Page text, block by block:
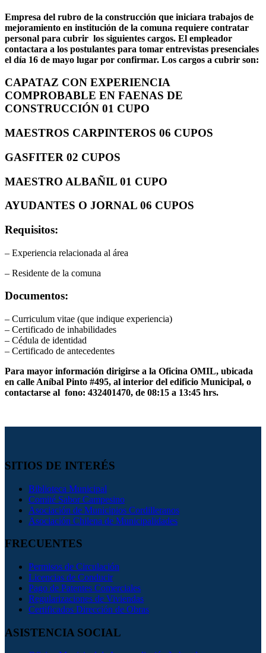
Empresa del rubro de la construcción que iniciara trabajos de
mejoramiento en institución de la comuna requiere contratar
personal para cubrir los siguientes cargos. El empleador
contactara a los postulantes para tomar entrevistas presenciales
el día 16 de mayo lugar por confirmar. Los cargos a cubrir son:
CAPATAZ CON EXPERIENCIA
COMPROBABLE EN FAENAS DE
CONSTRUCCIÓN 01 CUPO
MAESTROS CARPINTEROS 06 CUPOS
GASFITER 02 CUPOS
MAESTRO ALBAÑIL 01 CUPO
AYUDANTES O JORNAL 06 CUPOS
Requisitos:
– Experiencia relacionada al área
– Residente de la comuna
Documentos:
– Curriculum vitae (que indique experiencia)
– Certificado de inhabilidades
– Cédula de identidad
– Certificado de antecedentes
Para mayor información dirigirse a la Oficina OMIL, ubicada
en calle Aníbal Pinto #495, al interior del edificio Municipal, o
contactarse al fono: 432401470, de 08:15 a 13:45 hrs.
SITIOS DE INTERÉS
Biblioteca Municipal
Comité Sabor Campesino
Asociación de Municipios Cordilleranos
Asociación Chilena de Municipalidades
FRECUENTES
Permisos de Circulación
Licencias de Conducir
Pago de Patentes Comerciales
Regularizaciones de Viviendas
Certificados Dirección de Obras
ASISTENCIA SOCIAL